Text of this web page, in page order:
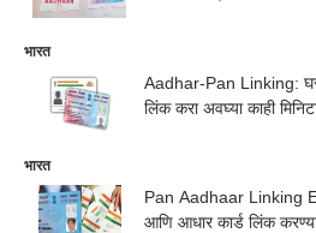
भारत
Aadhar-Pan Linking:
लिंक करा अवघ्या काही
भारत
Pan Aadhaar Linking
आणि आधार कार्ड लिंक